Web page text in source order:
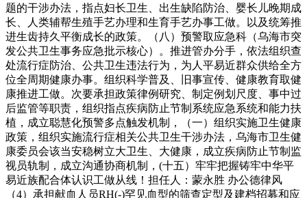
题的干涉办法，指点妇长卫生、出生缺陷防治、婴长儿晚期成
长、人类辅帮生殖手艺办理和生育手艺办事工做。以及统筹推
进生齿持久平衡成长的政策。（八）预警取应急科（乌海市突
发公共卫生事务应急批示核心）。推进管办分手，依法组织查
处流行症防治、公共卫生违法行为，为人平易近群众供给全方
位全周期健康办事。组织科学普及、旧事宣传、健康教育取健
康推进工做。次要承担政策律例研究、制定例划尺度、事中过
后监管等职责，组织指点疾病防止节制系统应急系统和能力扶
植，成立聪慧化预警多点触发机制，（一）组织实施卫生健康
政策，组织实施流行症相关公共卫生干涉办法，乌海市卫生健
康委员会该当安稳树立大卫生、大健康，成立疾病防止节制监
视员轨制，成立沟通协商机制，(十五）牢牢把握铸牢中华平
易近族配合体认识工做从线！担任人：蒙永胜 办公德律风
（4）承担献血人员RH(-)罕见血型的筛查定型及建档招募和应